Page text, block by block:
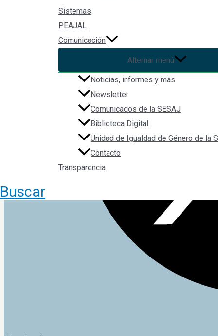
Sistemas
PEAJAL
Comunicación
Alternar menú
Noticias, informes y más
Newsletter
Comunicados de la SESAJ
Biblioteca Digital
Unidad de Igualdad de Género de la
Contacto
Transparencia
Buscar